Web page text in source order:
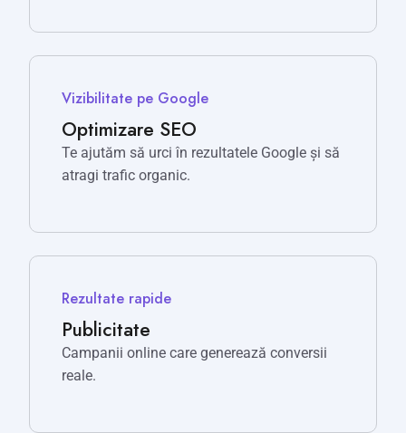
Vizibilitate pe Google
Optimizare SEO
Te ajutăm să urci în rezultatele Google și să
atragi trafic organic.
Rezultate rapide
Publicitate
Campanii online care generează conversii
reale.